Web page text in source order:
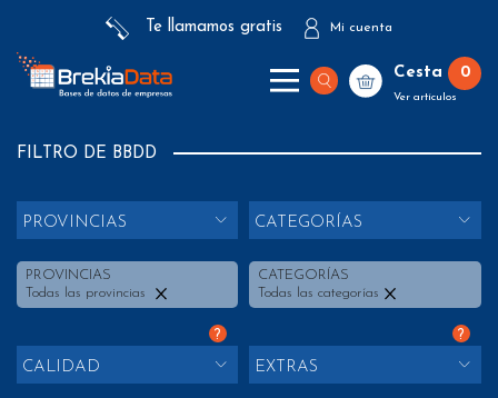
Te llamamos gratis Mi cuenta
Cesta 0
Ver artículos
FILTRO DE BBDD
PROVINCIAS
PROVINCIAS
Todas las provincias
CATEGORÍAS
CATEGORÍAS
Todas las categorías
?
CALIDAD
?
EXTRAS